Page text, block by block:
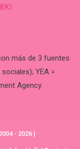
más de 3 fuentes
YEA =
Agency.
- 2026 |